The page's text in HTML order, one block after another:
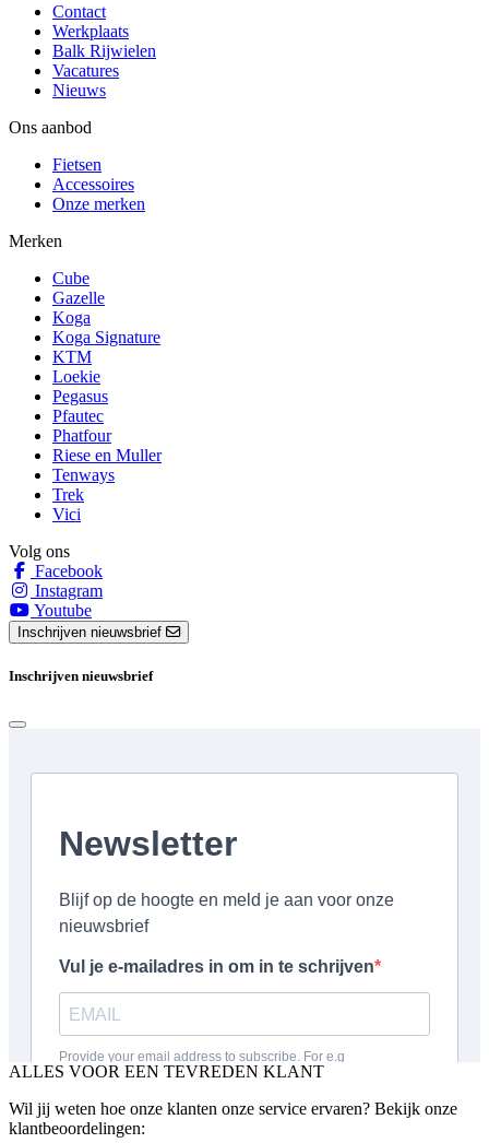
Contact
Werkplaats
Balk Rijwielen
Vacatures
Nieuws
Ons aanbod
Fietsen
Accessoires
Onze merken
Merken
Cube
Gazelle
Koga
Koga Signature
KTM
Loekie
Pegasus
Pfautec
Phatfour
Riese en Muller
Tenways
Trek
Vici
Volg ons
Facebook
Instagram
Youtube
Inschrijven nieuwsbrief
Inschrijven nieuwsbrief
ALLES VOOR EEN TEVREDEN KLANT
Wil jij weten hoe onze klanten onze service ervaren? Bekijk onze
klantbeoordelingen: